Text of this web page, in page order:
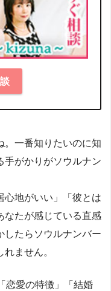
。一番知りたいのに知
手がかりがソウルナン
心地がいい」「彼とは
なたが感じている直感
したらソウルナンバー
ません。
恋愛の特徴」「結婚